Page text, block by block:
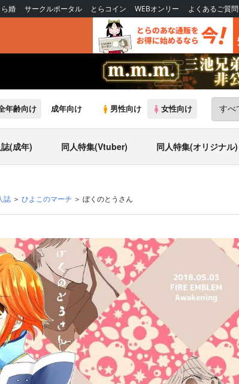
ら婚 サークルポータル とらコイン WEBオンリー よくあるご質問
年齢向け 成年向け 男性向け 女性向け
(成年) 同人特集(Vtuber) 同人特集(オリジナル)
誌 ひよこのマーチ ぼくのとうさん